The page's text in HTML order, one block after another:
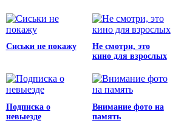
Сиськи не покажу
Не смотри, это
кино для взрослых
Подписка о
невыезде
Внимание фото на
память